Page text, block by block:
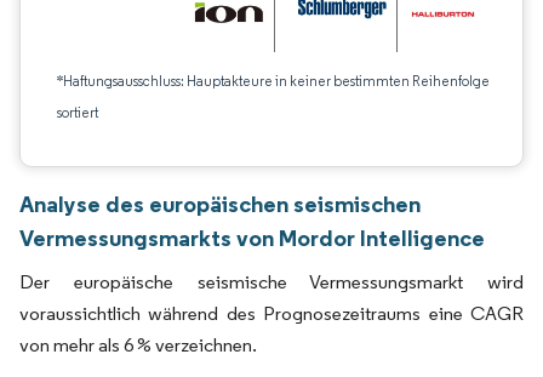
*Haftungsausschluss: Hauptakteure in keiner bestimmten Reihenfolge
sortiert
Analyse des europäischen seismischen
Vermessungsmarkts von Mordor Intelligence
Der europäische seismische Vermessungsmarkt wird
voraussichtlich während des Prognosezeitraums eine CAGR
von mehr als 6 % verzeichnen.